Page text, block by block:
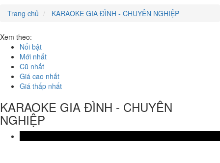
Trang chủ
KARAOKE GIA ĐÌNH - CHUYÊN NGHIỆP
Xem theo:
Nổi bật
Mới nhất
Cũ nhất
Giá cao nhất
Giá thấp nhất
KARAOKE GIA ĐÌNH - CHUYÊN
NGHIỆP